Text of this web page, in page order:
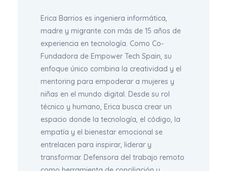
Erica Barrios es ingeniera informática,
madre y migrante con más de 15 años de
experiencia en tecnología. Como Co-
Fundadora de Empower Tech Spain, su
enfoque único combina la creatividad y el
mentoring para empoderar a mujeres y
niñas en el mundo digital. Desde su rol
técnico y humano, Erica busca crear un
espacio donde la tecnología, el código, la
empatía y el bienestar emocional se
entrelacen para inspirar, liderar y
transformar. Defensora del trabajo remoto